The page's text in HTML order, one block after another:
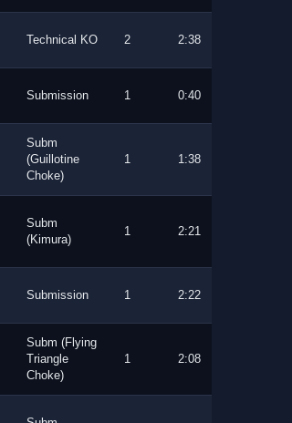
Technical KO 2 2:38
Submission 1 0:40
Subm
(Guillotine
Choke)
1 1:38
Subm
(Kimura)
1 2:21
Submission 1 2:22
Subm (Flying
Triangle
Choke)
1 2:08